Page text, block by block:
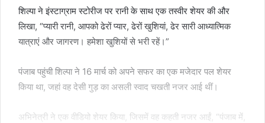
शिल्पा ने इंस्टाग्राम स्टोरीज पर रानी के साथ एक तस्वीर शेयर की और
लिखा, “प्यारी रानी, ​​आपको ढेरों प्यार, ढेरों खुशियां, ढेर सारी आध्यात्मिक
यात्राएं और जागरण। हमेशा खुशियों से भरी रहें।”
पंजाब पहुंची शिल्पा ने 16 मार्च को अपने सफर का एक मजेदार पल शेयर
किया था, जहां वह देसी गुड़ का असली स्वाद चखती नजर आई थीं।
अभिनेत्री ने एक वीडियो शेयर किया, जिसमें वह कहती नजर आईं, “पंजाब में,